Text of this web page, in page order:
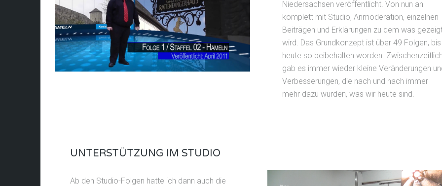
Niedersachsen veröffentlicht. Von nun an
komplett mit Studio, Anmoderation, einzelnen
Beiträgen und Erklärungen zu dem was
wird. Das Grundkonzept ist über 49 Folgen, bis
heute so beibehalten worden.
gab es immer wieder kleine Veränderungen
Verbesserungen, die nach und nach immer
mehr dazu wurden, was wir heute sind.
UNTERSTÜTZUNG IM STUDIO
Ab den Studio-Folgen hatte ich dann auch die